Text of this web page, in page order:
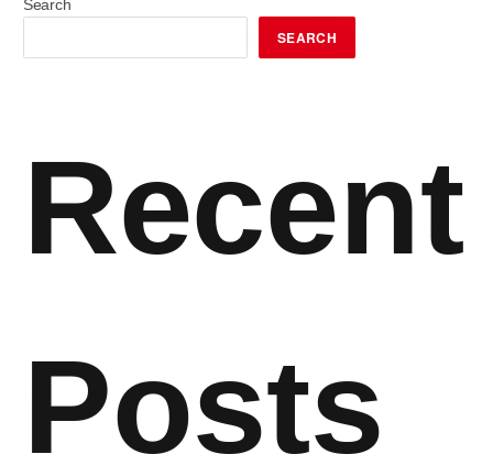
Search
SEARCH
Recent
Posts